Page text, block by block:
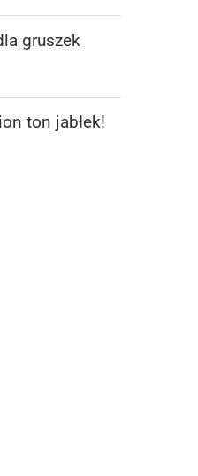
gruszek
ton jabłek!